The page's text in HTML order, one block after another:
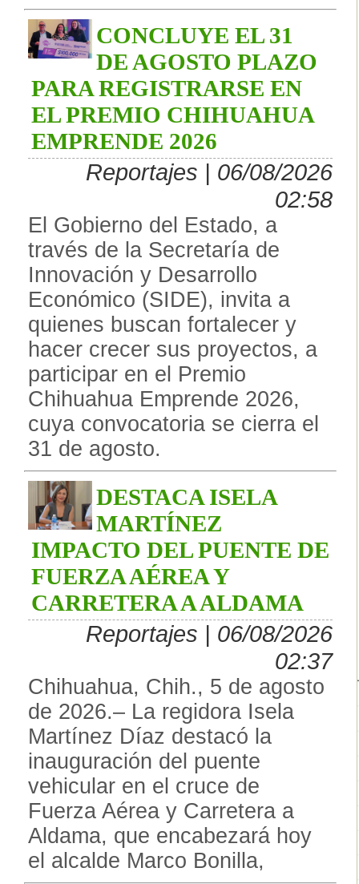
CONCLUYE EL 31
DE AGOSTO PLAZO
PARA REGISTRARSE EN
EL PREMIO CHIHUAHUA
EMPRENDE 2026
Reportajes | 06/08/2026
02:58
El Gobierno del Estado, a
través de la Secretaría de
Innovación y Desarrollo
Económico (SIDE), invita a
quienes buscan fortalecer y
hacer crecer sus proyectos, a
participar en el Premio
Chihuahua Emprende 2026,
cuya convocatoria se cierra el
31 de agosto.
DESTACA ISELA
MARTÍNEZ
IMPACTO DEL PUENTE DE
FUERZA AÉREA Y
CARRETERA A ALDAMA
Reportajes | 06/08/2026
02:37
Chihuahua, Chih., 5 de agosto
de 2026.– La regidora Isela
Martínez Díaz destacó la
inauguración del puente
vehicular en el cruce de
Fuerza Aérea y Carretera a
Aldama, que encabezará hoy
el alcalde Marco Bonilla,